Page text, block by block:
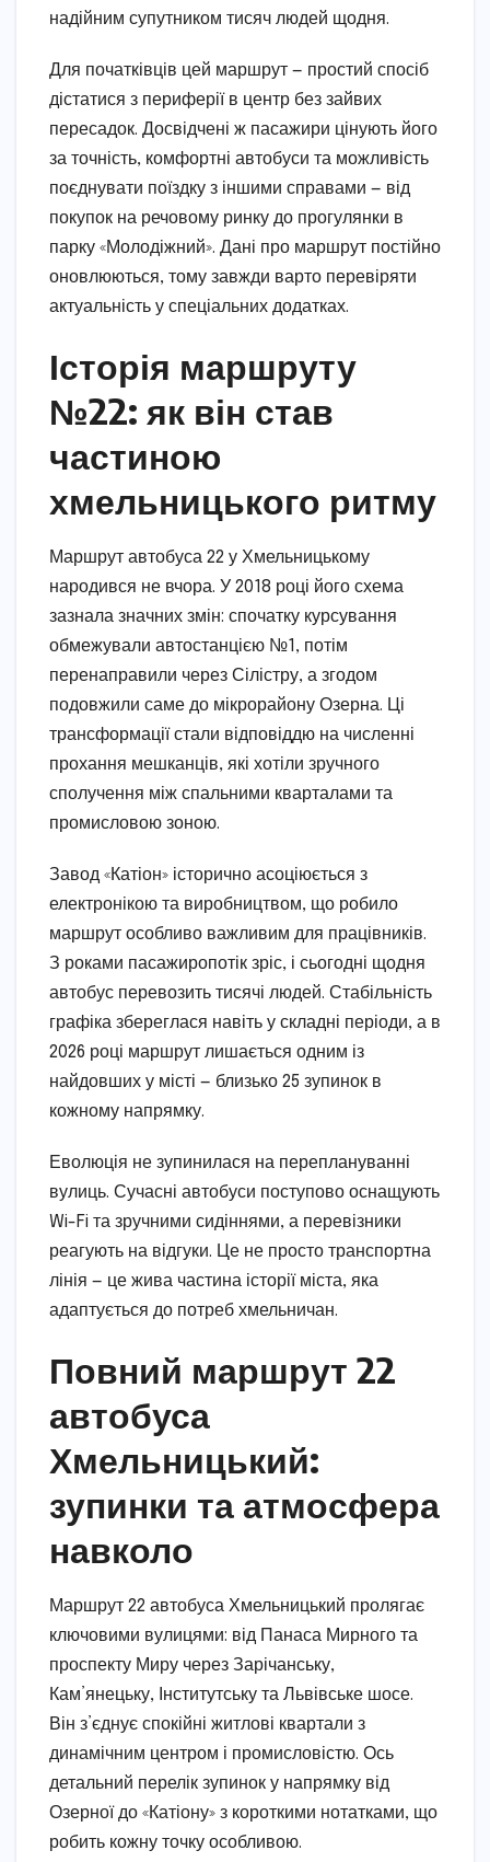
надійним супутником тисяч людей щодня.
Для початківців цей маршрут — простий спосіб
дістатися з периферії в центр без зайвих
пересадок. Досвідчені ж пасажири цінують його
за точність, комфортні автобуси та можливість
поєднувати поїздку з іншими справами — від
покупок на речовому ринку до прогулянки в
парку «Молодіжний». Дані про маршрут постійно
оновлюються, тому завжди варто перевіряти
актуальність у спеціальних додатках.
Історія маршруту
№22: як він став
частиною
хмельницького ритму
Маршрут автобуса 22 у Хмельницькому
народився не вчора. У 2018 році його схема
зазнала значних змін: спочатку курсування
обмежували автостанцією №1, потім
перенаправили через Сілістру, а згодом
подовжили саме до мікрорайону Озерна. Ці
трансформації стали відповіддю на численні
прохання мешканців, які хотіли зручного
сполучення між спальними кварталами та
промисловою зоною.
Завод «Катіон» історично асоціюється з
електронікою та виробництвом, що робило
маршрут особливо важливим для працівників.
З роками пасажиропотік зріс, і сьогодні щодня
автобус перевозить тисячі людей. Стабільність
графіка збереглася навіть у складні періоди, а в
2026 році маршрут лишається одним із
найдовших у місті — близько 25 зупинок в
кожному напрямку.
Еволюція не зупинилася на переплануванні
вулиць. Сучасні автобуси поступово оснащують
Wi-Fi та зручними сидіннями, а перевізники
реагують на відгуки. Це не просто транспортна
лінія — це жива частина історії міста, яка
адаптується до потреб хмельничан.
Повний маршрут 22
автобуса
Хмельницький:
зупинки та атмосфера
навколо
Маршрут 22 автобуса Хмельницький пролягає
ключовими вулицями: від Панаса Мирного та
проспекту Миру через Зарічанську,
Кам’янецьку, Інститутську та Львівське шосе.
Він з’єднує спокійні житлові квартали з
динамічним центром і промисловістю. Ось
детальний перелік зупинок у напрямку від
Озерної до «Катіону» з короткими нотатками, що
робить кожну точку особливою.